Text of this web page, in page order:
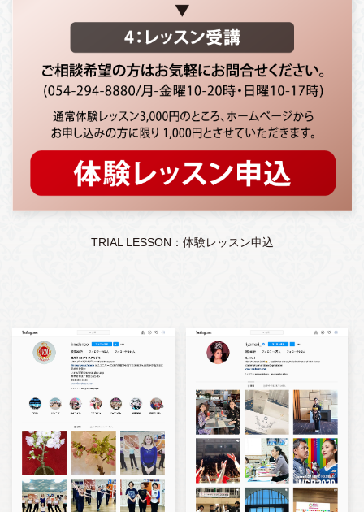
TRIAL LESSON：体験レッスン申込